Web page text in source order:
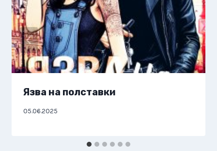
Язва на полставки
05.06.2025